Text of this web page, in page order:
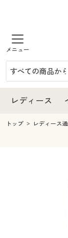
商品を探す
レディース
レディースファ
インナー・下着
インナー・下着
メンズ
メンズファッショ
キッチン・雑貨
寝具・インテ
寝具・インテリ
美容・健康通販す
レディース
レディース
レディース通販
レディースファ
インナー・下着
インナー・下着
ジュニア・ティ
メンズ
キッチン・雑貨
寝具・インテリ
美容・健康通販す
美容・健康・サ
制服・スクールす
トップ レディース